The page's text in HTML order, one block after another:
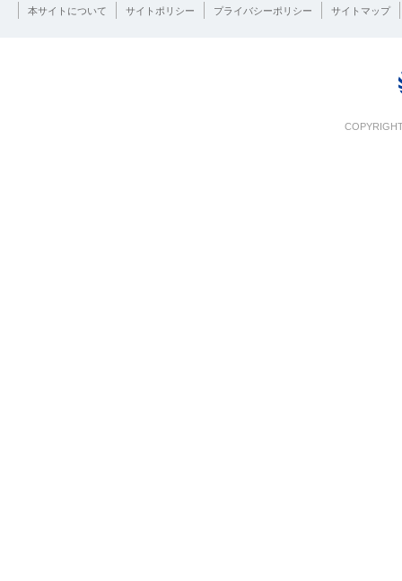
本サイトについて サイトポリシー プライバシーポリシー サイトマップ